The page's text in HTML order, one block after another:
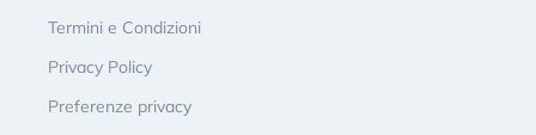
Termini e Condizioni
Privacy Policy
Preferenze privacy